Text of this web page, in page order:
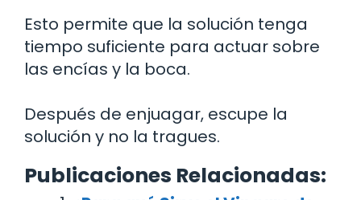
Esto permite que la solución tenga
tiempo suficiente para actuar sobre
las encías y la boca.
Después de enjuagar, escupe la
solución y no la tragues.
Publicaciones Relacionadas: